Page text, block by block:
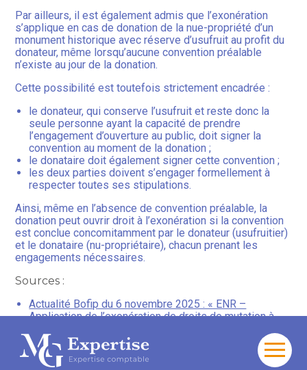
Aller
Par ailleurs, il est également admis que l’exonération
s’applique en cas de donation de la nue-propriété d’un
monument historique avec réserve d’usufruit au profit du
donateur, même lorsqu’aucune convention préalable
n’existe au jour de la donation.
Cette possibilité est toutefois strictement encadrée :
le donateur, qui conserve l’usufruit et reste donc la
seule personne ayant la capacité de prendre
l’engagement d’ouverture au public, doit signer la
convention au moment de la donation ;
le donataire doit également signer cette convention ;
les deux parties doivent s’engager formellement à
respecter toutes ses stipulations.
Ainsi, même en l’absence de convention préalable, la
donation peut ouvrir droit à l’exonération si la convention
est conclue concomitamment par le donateur (usufruitier)
et le donataire (nu-propriétaire), chacun prenant les
engagements nécessaires.
Sources :
Actualité Bofip du 6 novembre 2025 : « ENR –
Application de l’exonération de droits de mutation à
transmissions de droits démembrés »
Monuments historiques, démembrement de propriété et